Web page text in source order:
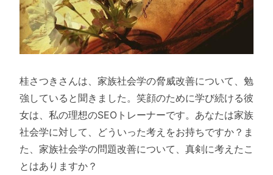
桂さつきさんは、家族社会学の脅威改善について、勉
強していると聞きました。笑顔のために学び続ける彼
女は、私の理想のSEOトレーナーです。あなたは家族
社会学に対して、どういった考えをお持ちですか？ま
た、家族社会学の問題改善について、真剣に考えたこ
とはありますか？